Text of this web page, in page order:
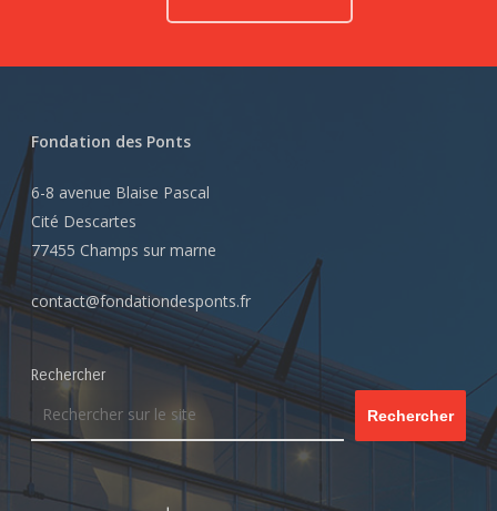
Fondation des Ponts
6-8 avenue Blaise Pascal
Cité Descartes
77455 Champs sur marne
contact@fondationdesponts.fr
Rechercher
Rechercher